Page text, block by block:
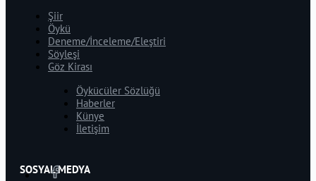
Şiir
Öykü
Deneme/İnceleme/Eleştiri
Söyleşi
Göz Kirası
Öykücüler Sözlüğü
Haberler
Künye
İletişim
SOSYAL MEDYA